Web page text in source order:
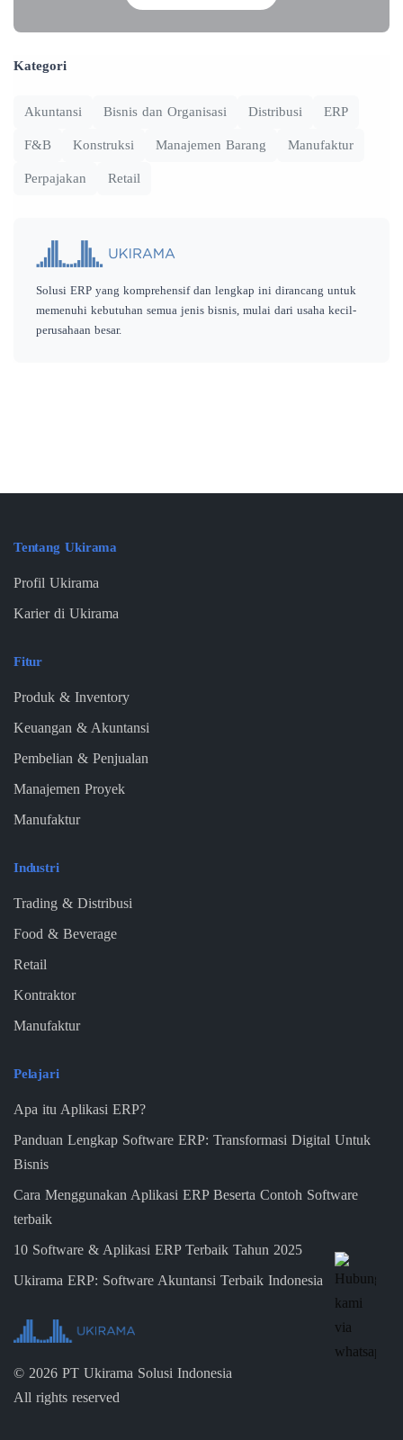
Kategori
Akuntansi Bisnis dan Organisasi Distribusi ERP
F&B Konstruksi Manajemen Barang Manufaktur
Perpajakan Retail
Solusi ERP yang komprehensif dan lengkap ini dirancang untuk
memenuhi kebutuhan semua jenis bisnis, mulai dari usaha kecil-
perusahaan besar.
Tentang Ukirama
Profil Ukirama
Karier di Ukirama
Fitur
Produk & Inventory
Keuangan & Akuntansi
Pembelian & Penjualan
Manajemen Proyek
Manufaktur
Industri
Trading & Distribusi
Food & Beverage
Retail
Kontraktor
Manufaktur
Pelajari
Apa itu Aplikasi ERP?
Panduan Lengkap Software ERP: Transformasi Digital Untuk
Bisnis
Cara Menggunakan Aplikasi ERP Beserta Contoh Software
terbaik
10 Software & Aplikasi ERP Terbaik Tahun 2025
Ukirama ERP: Software Akuntansi Terbaik Indonesia
© 2026 PT Ukirama Solusi Indonesia
All rights reserved